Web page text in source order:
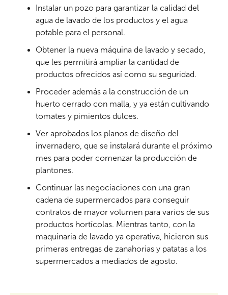
Instalar un pozo para garantizar la calidad del
agua de lavado de los productos y el agua
potable para el personal.
Obtener la nueva máquina de lavado y secado,
que les permitirá ampliar la cantidad de
productos ofrecidos así como su seguridad.
Proceder además a la construcción de un
huerto cerrado con malla, y ya están cultivando
tomates y pimientos dulces.
Ver aprobados los planos de diseño del
invernadero, que se instalará durante el próximo
mes para poder comenzar la producción de
plantones.
Continuar las negociaciones con una gran
cadena de supermercados para conseguir
contratos de mayor volumen para varios de sus
productos hortícolas. Mientras tanto, con la
maquinaria de lavado ya operativa, hicieron sus
primeras entregas de zanahorias y patatas a los
supermercados a mediados de agosto.